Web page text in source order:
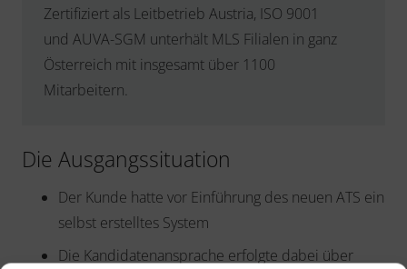
Zertifiziert als Leitbetrieb Austria, ISO 9001
und AUVA-SGM unterhält MLS Filialen in ganz
Österreich mit insgesamt über 1100
Mitarbeitern.
Die Ausgangssituation
Der Kunde hatte vor Einführung des neuen ATS ein
selbst erstelltes System
Die Kandidatenansprache erfolgte dabei über